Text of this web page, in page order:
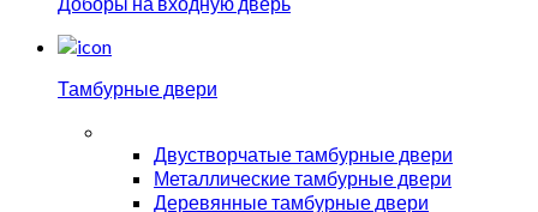
Тамбурные двери
Двустворчатые тамбурные двери
Металлические тамбурные двери
Деревянные тамбурные двери